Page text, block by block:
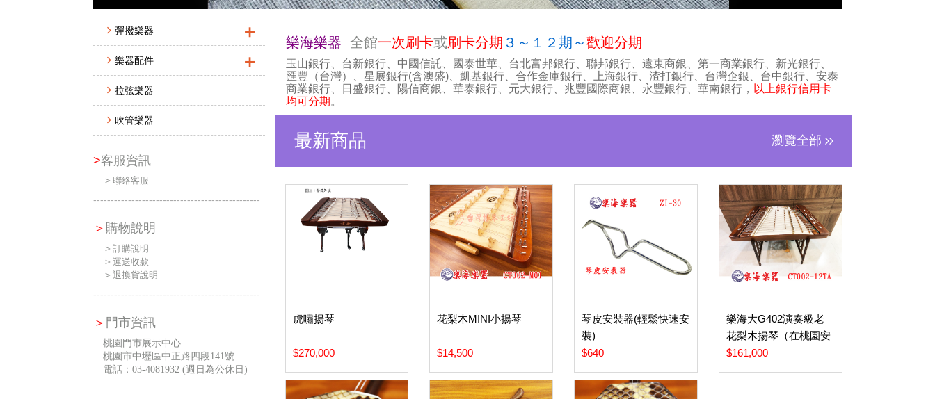
彈撥樂器 ＋
樂器配件 ＋
拉弦樂器
吹管樂器
>客服資訊
＞聯絡客服
------------------------------------------------
＞ 購物說明
＞訂購說明
＞運送收款
＞退換貨說明
------------------------------------------------
＞ 門市資訊
桃園門市展示中心
桃園市中壢區中正路四段141號
電話：03-4081932 (週日為公休日)
樂海樂器 全館一次刷卡或刷卡分期 ３～１２期～歡迎分期
玉山銀行、台新銀行、中國信託、國泰世華、台北富邦銀行、聯邦銀行、遠東商銀、第一商業銀行、新光銀行、
匯豐（台灣）、星展銀行(含澳盛)、凱基銀行、合作金庫銀行、上海銀行、渣打銀行、台灣企銀、台中銀行、安泰
商業銀行、日盛銀行、陽信商銀、華泰銀行、元大銀行、兆豐國際商銀、永豐銀行、華南銀行， 以上銀行信用卡
均可分期 。
瀏覽全部
最新商品
虎嘯揚琴
$270,000
花梨木MINI小揚琴
$14,500
琴皮安裝器(輕鬆快速安
裝)
$640
樂海大G402演奏級老
花梨木揚琴（在桃園安
裝止音器）
$161,000